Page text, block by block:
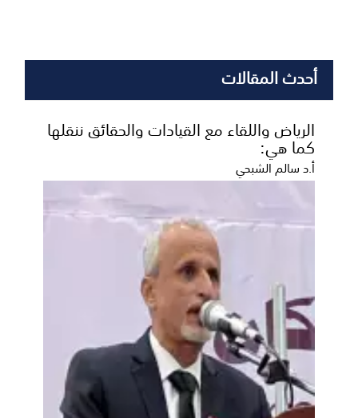
أحدث المقالات
الرياض واللقاء مع القيادات والحقائق ننقلها
كما هي:
أ.د سالم الشبحي